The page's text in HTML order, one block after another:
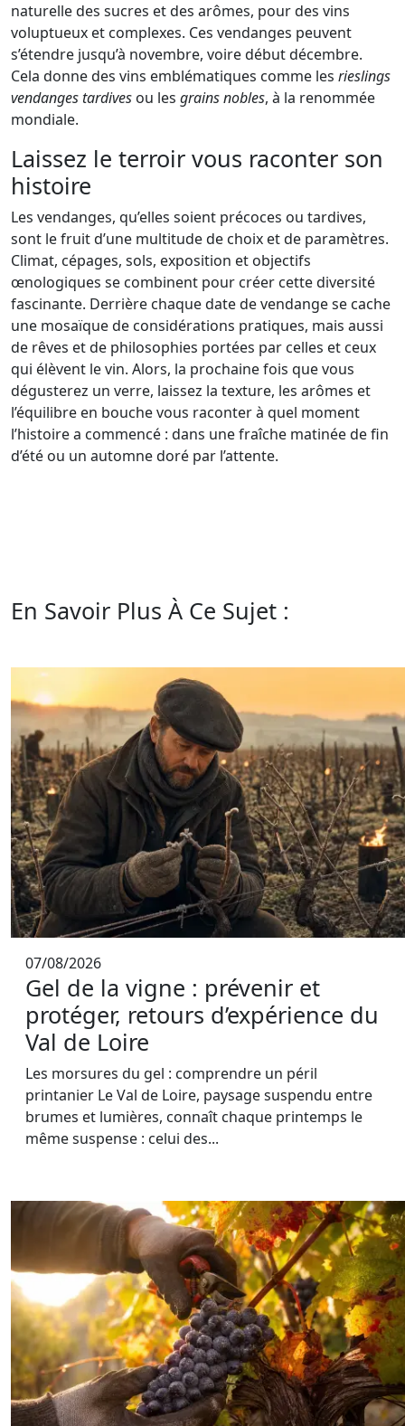
naturelle des sucres et des arômes, pour des vins
voluptueux et complexes. Ces vendanges peuvent
s’étendre jusqu’à novembre, voire début décembre.
Cela donne des vins emblématiques comme les rieslings
vendanges tardives ou les grains nobles, à la renommée
mondiale.
Laissez le terroir vous raconter son
histoire
Les vendanges, qu’elles soient précoces ou tardives,
sont le fruit d’une multitude de choix et de paramètres.
Climat, cépages, sols, exposition et objectifs
œnologiques se combinent pour créer cette diversité
fascinante. Derrière chaque date de vendange se cache
une mosaïque de considérations pratiques, mais aussi
de rêves et de philosophies portées par celles et ceux
qui élèvent le vin. Alors, la prochaine fois que vous
dégusterez un verre, laissez la texture, les arômes et
l’équilibre en bouche vous raconter à quel moment
l’histoire a commencé : dans une fraîche matinée de fin
d’été ou un automne doré par l’attente.
En Savoir Plus À Ce Sujet :
07/08/2026
Gel de la vigne : prévenir et
protéger, retours d’expérience du
Val de Loire
Les morsures du gel : comprendre un péril
printanier Le Val de Loire, paysage suspendu entre
brumes et lumières, connaît chaque printemps le
même suspense : celui des...